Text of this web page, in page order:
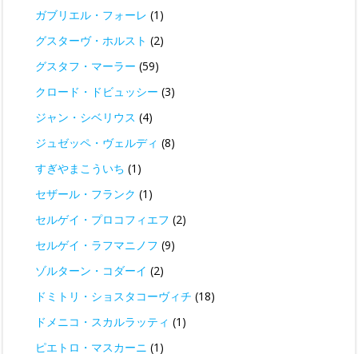
ガブリエル・フォーレ (1)
グスターヴ・ホルスト (2)
グスタフ・マーラー (59)
クロード・ドビュッシー (3)
ジャン・シベリウス (4)
ジュゼッペ・ヴェルディ (8)
すぎやまこういち (1)
セザール・フランク (1)
セルゲイ・プロコフィエフ (2)
セルゲイ・ラフマニノフ (9)
ゾルターン・コダーイ (2)
ドミトリ・ショスタコーヴィチ (18)
ドメニコ・スカルラッティ (1)
ピエトロ・マスカーニ (1)